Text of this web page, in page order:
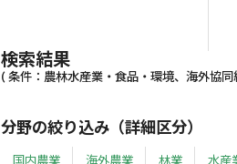
検索結果
( 条件：農林水産業・食品・環境、海外協
分野の絞り込み（詳細区分）
国内農業 海外農業 林業 水産